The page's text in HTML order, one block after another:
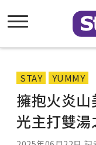
STAY YUMMY
擁抱火炎
光主打雙